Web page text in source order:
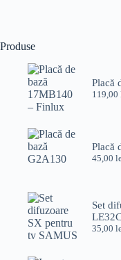
Produse
Placă
119,00
Placă
45,00
Set
35,00